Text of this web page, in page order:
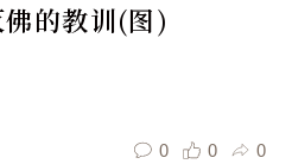
的教训(图)
0 0 0